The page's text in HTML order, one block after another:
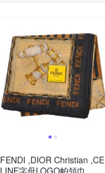
FENDI ,DIOR Christian ,CE
LINE字母LOGO帕領巾